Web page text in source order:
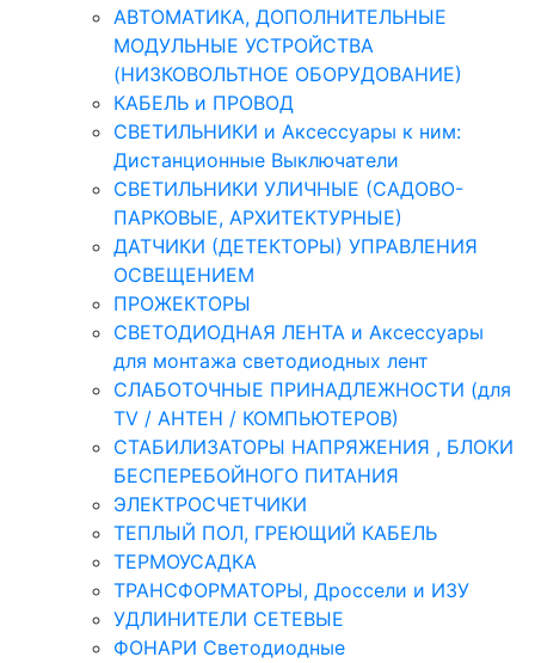
АВТОМАТИКА, ДОПОЛНИТЕЛЬНЫЕ
МОДУЛЬНЫЕ УСТРОЙСТВА
(НИЗКОВОЛЬТНОЕ ОБОРУДОВАНИЕ)
КАБЕЛЬ и ПРОВОД
СВЕТИЛЬНИКИ и Аксессуары к ним:
Дистанционные Выключатели
СВЕТИЛЬНИКИ УЛИЧНЫЕ (САДОВО-
ПАРКОВЫЕ, АРХИТЕКТУРНЫЕ)
ДАТЧИКИ (ДЕТЕКТОРЫ) УПРАВЛЕНИЯ
ОСВЕЩЕНИЕМ
ПРОЖЕКТОРЫ
СВЕТОДИОДНАЯ ЛЕНТА и Аксессуары
для монтажа светодиодных лент
СЛАБОТОЧНЫЕ ПРИНАДЛЕЖНОСТИ (для
TV / АНТЕН / КОМПЬЮТЕРОВ)
СТАБИЛИЗАТОРЫ НАПРЯЖЕНИЯ , БЛОКИ
БЕСПЕРЕБОЙНОГО ПИТАНИЯ
ЭЛЕКТРОСЧЕТЧИКИ
ТЕПЛЫЙ ПОЛ, ГРЕЮЩИЙ КАБЕЛЬ
ТЕРМОУСАДКА
ТРАНСФОРМАТОРЫ, Дроссели и ИЗУ
УДЛИНИТЕЛИ СЕТЕВЫЕ
ФОНАРИ Светодиодные